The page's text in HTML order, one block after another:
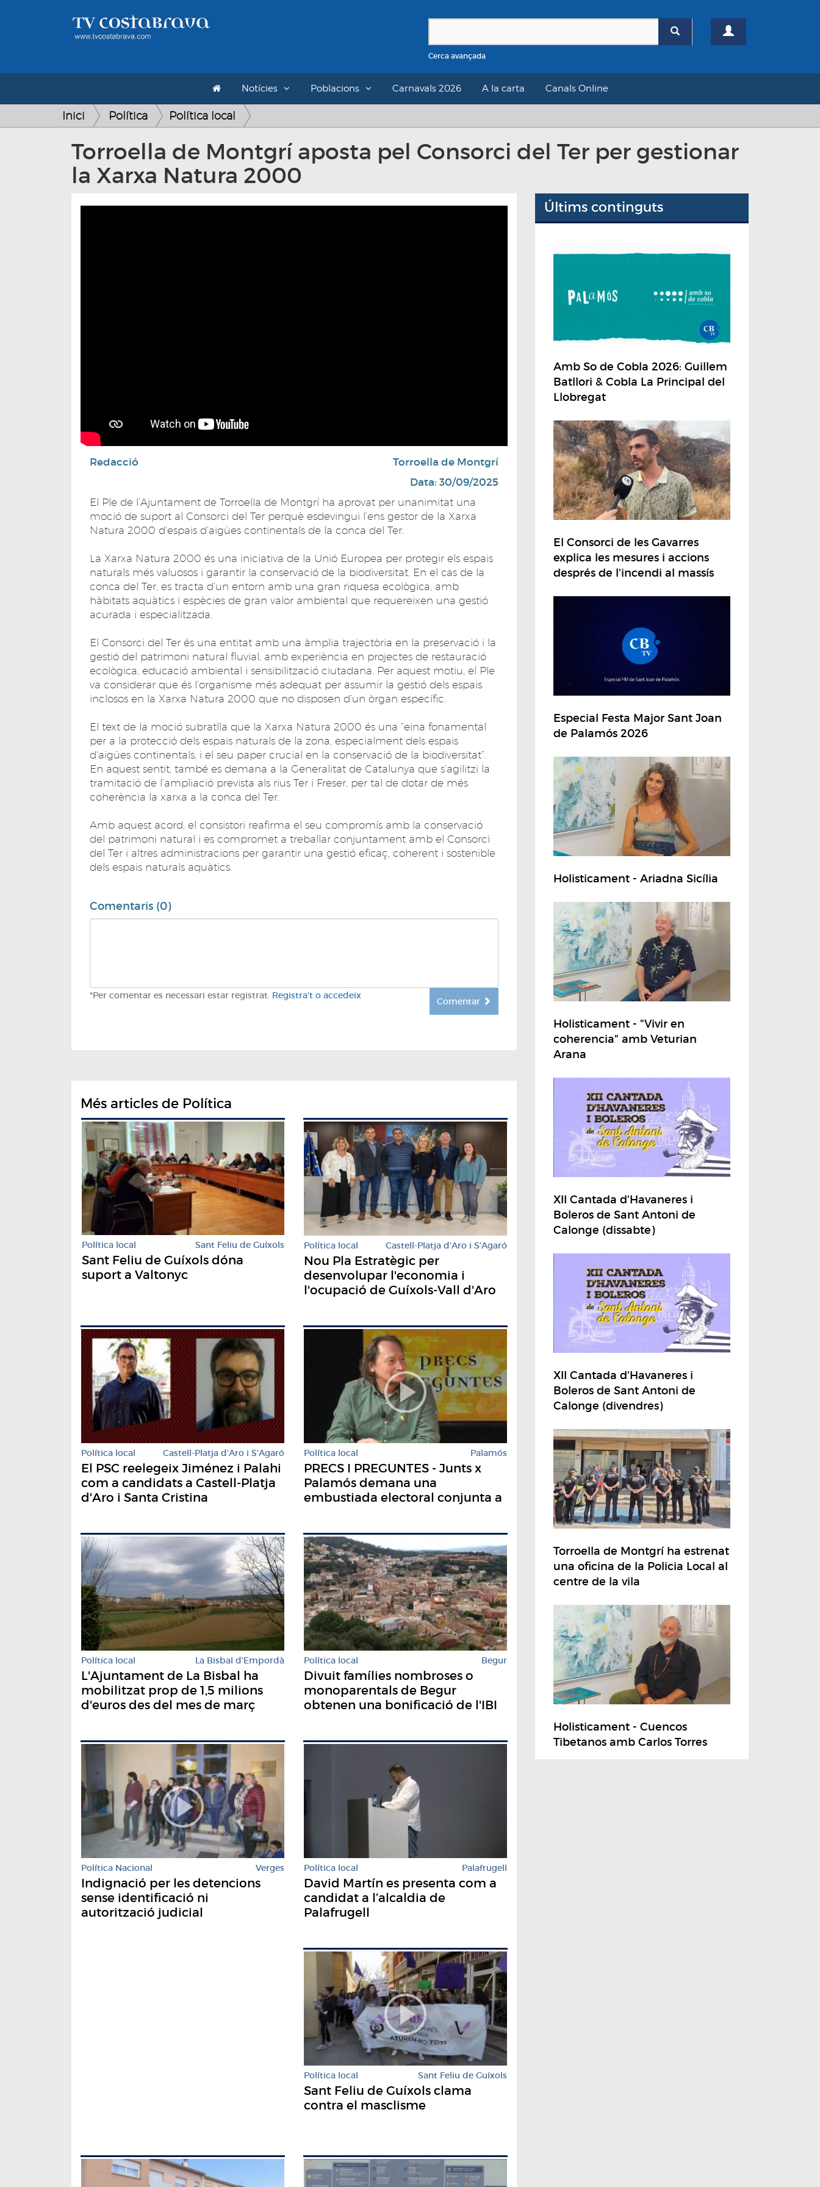
Cerca avançada
Notícies Poblacions Carnavals 2026 A la carta Canals Online
Inici Política Política local
Torroella de Montgrí aposta pel Consorci del Ter per gestionar
la Xarxa Natura 2000
Redacció
Torroella de Montgrí
Data: 30/09/2025
El Ple de l’Ajuntament de Torroella de Montgrí ha aprovat per unanimitat una
moció de suport al Consorci del Ter perquè esdevingui l’ens gestor de la Xarxa
Natura 2000 d’espais d’aigües continentals de la conca del Ter.
La Xarxa Natura 2000 és una iniciativa de la Unió Europea per protegir els espais
naturals més valuosos i garantir la conservació de la biodiversitat. En el cas de la
conca del Ter, es tracta d’un entorn amb una gran riquesa ecològica, amb
hàbitats aquàtics i espècies de gran valor ambiental que requereixen una gestió
acurada i especialitzada.
El Consorci del Ter és una entitat amb una àmplia trajectòria en la preservació i la
gestió del patrimoni natural fluvial, amb experiència en projectes de restauració
ecològica, educació ambiental i sensibilització ciutadana. Per aquest motiu, el Ple
va considerar que és l’organisme més adequat per assumir la gestió dels espais
inclosos en la Xarxa Natura 2000 que no disposen d’un òrgan específic.
El text de la moció subratlla que la Xarxa Natura 2000 és una “eina fonamental
per a la protecció dels espais naturals de la zona, especialment dels espais
d'aigües continentals, i el seu paper crucial en la conservació de la biodiversitat”.
En aquest sentit, també es demana a la Generalitat de Catalunya que s’agilitzi la
tramitació de l’ampliació prevista als rius Ter i Freser, per tal de dotar de més
coherència la xarxa a la conca del Ter.
Amb aquest acord, el consistori reafirma el seu compromís amb la conservació
del patrimoni natural i es compromet a treballar conjuntament amb el Consorci
del Ter i altres administracions per garantir una gestió eficaç, coherent i sostenible
dels espais naturals aquàtics.
Comentaris (0)
*Per comentar es necessari estar registrat. Registra't o accedeix
Comentar
Més articles de Política
Política local Sant Feliu de Guíxols
Sant Feliu de Guíxols dóna
suport a Valtonyc
Política local Castell-Platja d'Aro i S'Agaró
Nou Pla Estratègic per
desenvolupar l'economia i
l'ocupació de Guíxols-Vall d'Aro
Política local Castell-Platja d'Aro i S'Agaró
El PSC reelegeix Jiménez i Palahi
com a candidats a Castell-Platja
d'Aro i Santa Cristina
Política local Palamós
PRECS I PREGUNTES - Junts x
Palamós demana una
embustiada electoral conjunta a
Política local La Bisbal d'Empordà
L'Ajuntament de La Bisbal ha
mobilitzat prop de 1,5 milions
d'euros des del mes de març
Política local Begur
Divuit famílies nombroses o
monoparentals de Begur
obtenen una bonificació de l'IBI
Política Nacional Verges
Indignació per les detencions
sense identificació ni
autorització judicial
Política local Palafrugell
David Martín es presenta com a
candidat a l’alcaldia de
Palafrugell
Política local Sant Feliu de Guíxols
Sant Feliu de Guíxols clama
contra el masclisme
Últims continguts
Amb So de Cobla 2026: Guillem
Batllori & Cobla La Principal del
Llobregat
El Consorci de les Gavarres
explica les mesures i accions
després de l'incendi al massís
Especial Festa Major Sant Joan
de Palamós 2026
Holisticament - Ariadna Sicília
Holisticament - "Vivir en
coherencia" amb Veturian
Arana
XII Cantada d'Havaneres i
Boleros de Sant Antoni de
Calonge (dissabte)
XII Cantada d'Havaneres i
Boleros de Sant Antoni de
Calonge (divendres)
Torroella de Montgrí ha estrenat
una oficina de la Policia Local al
centre de la vila
Holisticament - Cuencos
Tibetanos amb Carlos Torres